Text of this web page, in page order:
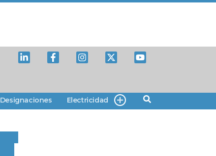
Designaciones Electricidad